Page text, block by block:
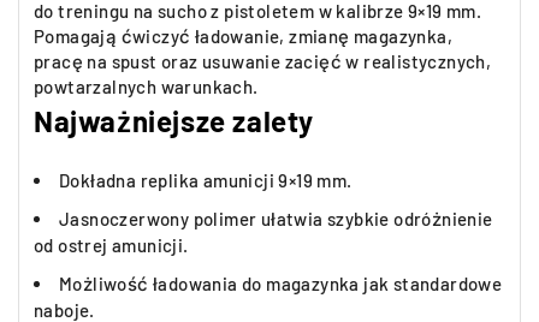
do treningu na sucho z pistoletem w kalibrze 9×19 mm.
Pomagają ćwiczyć ładowanie, zmianę magazynka,
pracę na spust oraz usuwanie zacięć w realistycznych,
powtarzalnych warunkach.
Najważniejsze zalety
Dokładna replika amunicji 9×19 mm.
Jasnoczerwony polimer ułatwia szybkie odróżnienie
od ostrej amunicji.
Możliwość ładowania do magazynka jak standardowe
naboje.